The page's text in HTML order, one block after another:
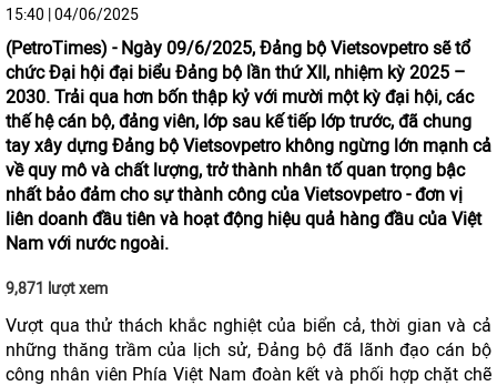
15:40 | 04/06/2025
(PetroTimes) - Ngày 09/6/2025, Đảng bộ Vietsovpetro sẽ tổ
chức Đại hội đại biểu Đảng bộ lần thứ XII, nhiệm kỳ 2025 –
2030. Trải qua hơn bốn thập kỷ với mười một kỳ đại hội, các
thế hệ cán bộ, đảng viên, lớp sau kế tiếp lớp trước, đã chung
tay xây dựng Đảng bộ Vietsovpetro không ngừng lớn mạnh cả
về quy mô và chất lượng, trở thành nhân tố quan trọng bậc
nhất bảo đảm cho sự thành công của Vietsovpetro - đơn vị
liên doanh đầu tiên và hoạt động hiệu quả hàng đầu của Việt
Nam với nước ngoài.
9,871 lượt xem
Vượt qua thử thách khắc nghiệt của biển cả, thời gian và cả
những thăng trầm của lịch sử, Đảng bộ đã lãnh đạo cán bộ
công nhân viên Phía Việt Nam đoàn kết và phối hợp chặt chẽ